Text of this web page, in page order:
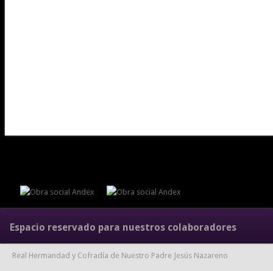
Espacio reservado para nuestros colaboradores
Real Hermandad y Cofradía de Nuestro Padre Jesús Nazareno